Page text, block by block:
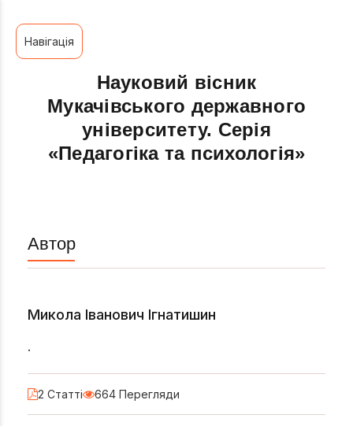
Навігація
Науковий вісник
Мукачівського державного
університету. Серія
«Педагогіка та психологія»
Автор
Микола Іванович Ігнатишин
.
2 Статті 664 Перегляди